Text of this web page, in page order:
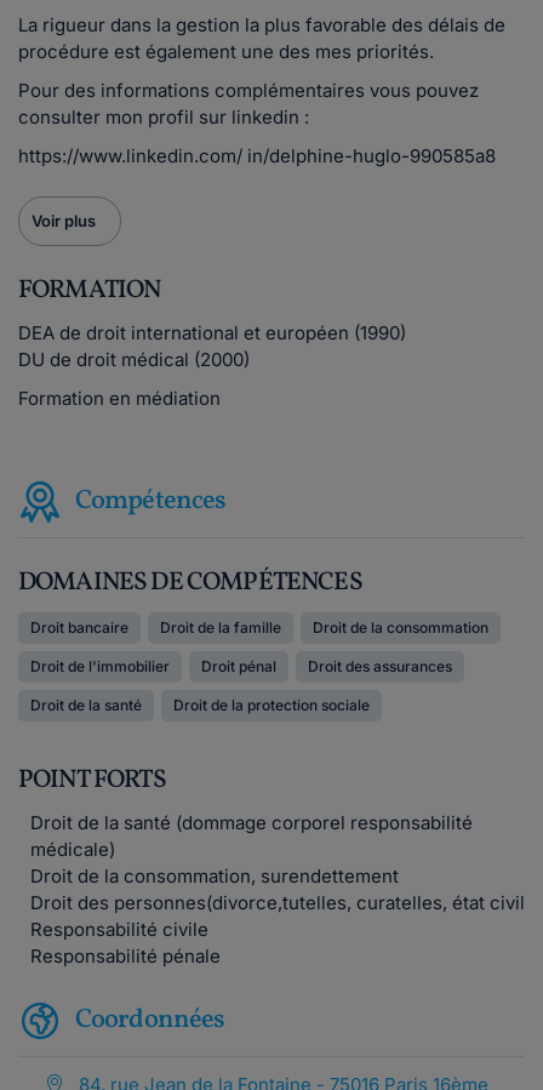
La rigueur dans la gestion la plus favorable des délais de
procédure est également une des mes priorités.
Pour des informations complémentaires vous pouvez
consulter mon profil sur linkedin :
https://www.linkedin.com/ in/delphine-huglo-990585a8
Voir plus
FORMATION
DEA de droit international et européen (1990)
DU de droit médical (2000)
Formation en médiation
Compétences
DOMAINES DE COMPÉTENCES
Droit bancaire Droit de la famille Droit de la consommation
Droit de l'immobilier Droit pénal Droit des assurances
Droit de la santé Droit de la protection sociale
POINT FORTS
Droit de la santé (dommage corporel responsabilité
médicale)
Droit de la consommation, surendettement
Droit des personnes(divorce,tutelles, curatelles, état civil
Responsabilité civile
Responsabilité pénale
Coordonnées
84, rue Jean de la Fontaine - 75016 Paris 16ème